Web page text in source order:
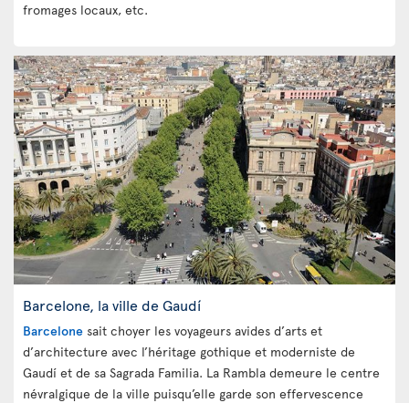
fromages locaux, etc.
Barcelone, la ville de Gaudí
Barcelone sait choyer les voyageurs avides d’arts et
d’architecture avec l’héritage gothique et moderniste de
Gaudí et de sa Sagrada Familia. La Rambla demeure le centre
névralgique de la ville puisqu’elle garde son effervescence